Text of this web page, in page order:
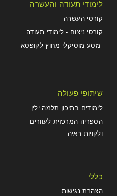
לימודי תעודה והעשרה
קורסי העשרה
קורסי ניצוח - לימודי תעודה
מסע מוסיקלי מחוץ לקופסא
שיתופי פעולה
לימודים בתיכון תלמה ילין
הספריה המרכזית לעוורים
ולקויות ראיה
כללי
הצהרת נגישות